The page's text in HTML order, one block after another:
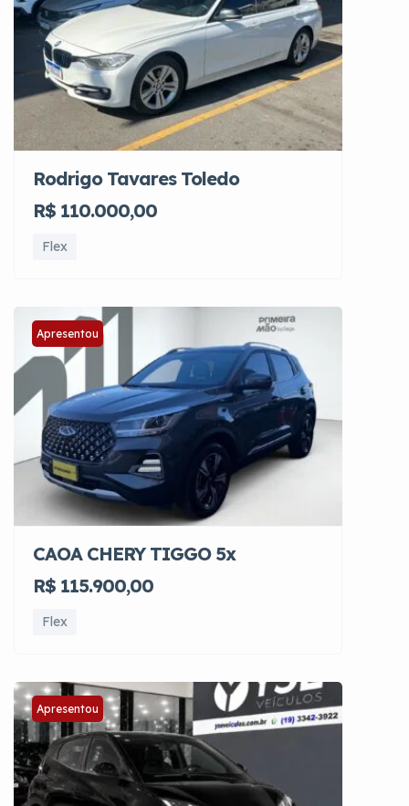
Rodrigo Tavares Toledo
R$ 110.000,00
Flex
Apresentou
CAOA CHERY TIGGO 5x
R$ 115.900,00
Flex
Apresentou